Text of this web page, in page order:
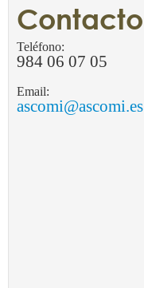
Contacto
Teléfono:
984 06 07 05
Email:
ascomi@ascomi.es